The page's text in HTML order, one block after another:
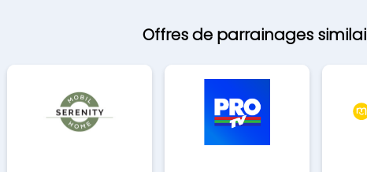
Offres de parrainages